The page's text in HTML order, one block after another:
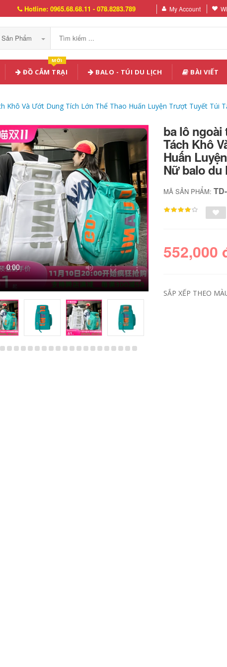
Hotline: 0965.68.68.11 - 078.8283.789 My Account
Sản Phẩm
ĐỒ CẮM TRẠI
MỚI
BALO - TÚI DU LỊCH BÀI VIẾT
Và Ướt Dung Tích Lớn Thể Thao Huấn Luyện Trượt Tuyết Túi
ba lô ngoài
Tách Khô
Huấn
Nữ balo du
MÃ SẢN PHẨM:
552,000
SẮP XẾP THEO